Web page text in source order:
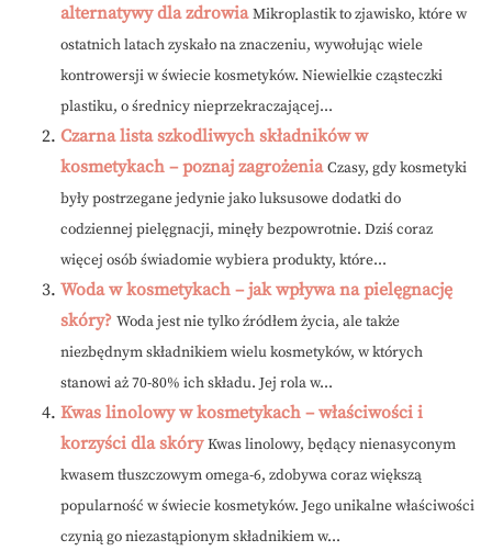
alternatywy dla zdrowia Mikroplastik to zjawisko, które w
ostatnich latach zyskało na znaczeniu, wywołując wiele
kontrowersji w świecie kosmetyków. Niewielkie cząsteczki
plastiku, o średnicy nieprzekraczającej...
Czarna lista szkodliwych składników w
kosmetykach – poznaj zagrożenia Czasy, gdy kosmetyki
były postrzegane jedynie jako luksusowe dodatki do
codziennej pielęgnacji, minęły bezpowrotnie. Dziś coraz
więcej osób świadomie wybiera produkty, które...
Woda w kosmetykach – jak wpływa na pielęgnację
skóry? Woda jest nie tylko źródłem życia, ale także
niezbędnym składnikiem wielu kosmetyków, w których
stanowi aż 70-80% ich składu. Jej rola w...
Kwas linolowy w kosmetykach – właściwości i
korzyści dla skóry Kwas linolowy, będący nienasyconym
kwasem tłuszczowym omega-6, zdobywa coraz większą
popularność w świecie kosmetyków. Jego unikalne właściwości
czynią go niezastąpionym składnikiem w...